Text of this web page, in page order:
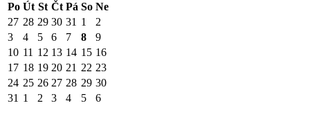
Po Út St Čt Pá So Ne
27 28 29 30 31 1
2
3
4 5 6 7 8
9
10 11 12 13 14 15 16
17 18 19 20 21 22 23
24 25 26 27 28 29 30
31 1 2 3 4 5 6